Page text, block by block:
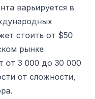
варьируется в
стоить от $50
рынке
от 3 000 до 30 000
от сложности,